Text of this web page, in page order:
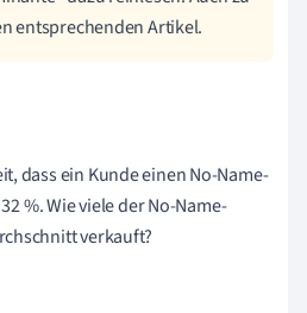
entsprechenden Artikel.
dass ein Kunde einen No-Name-
%. Wie viele der No-Name-
verkauft?